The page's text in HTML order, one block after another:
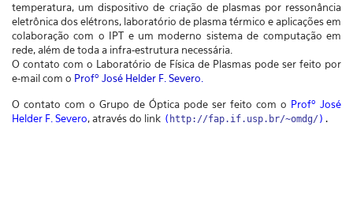
temperatura, um dispositivo de criação de plasmas por ressonância
eletrônica dos elétrons, laboratório de plasma térmico e aplicações em
colaboração com o IPT e um moderno sistema de computação em
rede, além de toda a infra-estrutura necessária.
O contato com o Laboratório de Física de Plasmas pode ser feito por
e-mail com o Profº José Helder F. Severo.
O contato com o Grupo de Óptica pode ser feito com o Profº José
Helder F. Severo, através do link ( http://fap.if.usp.br/~omdg/) .